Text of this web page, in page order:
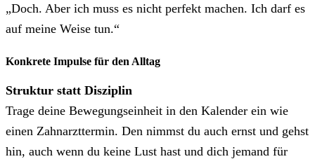
„Doch. Aber ich muss es nicht perfekt machen. Ich darf es
auf meine Weise tun.“
Konkrete Impulse für den Alltag
Struktur statt Disziplin
Trage deine Bewegungseinheit in den Kalender ein wie
einen Zahnarzttermin. Den nimmst du auch ernst und gehst
hin, auch wenn du keine Lust hast und dich jemand für